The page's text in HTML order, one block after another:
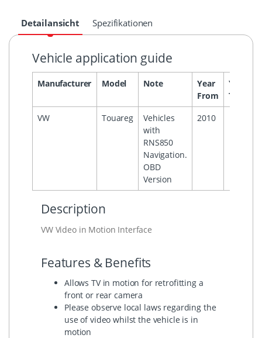
Detailansicht Spezifikationen
Vehicle application guide
Manufacturer Model Note
Year
From
Year
To
VW Touareg
Vehicles
with
RNS850
Navigation.
OBD
Version
2010
Description
VW Video in Motion Interface
Features & Benefits
Allows TV in motion for retrofitting a
front or rear camera
Please observe local laws regarding the
use of video whilst the vehicle is in
motion